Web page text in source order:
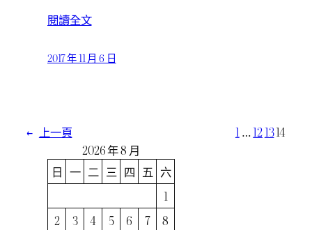
閱讀全文
2017 年 11 月 6 日
← 上一頁 1…121314
2026 年 8 月
日 一 二 三 四 五 六
1
2
3 4 5 6 7
8